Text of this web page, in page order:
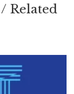
Related